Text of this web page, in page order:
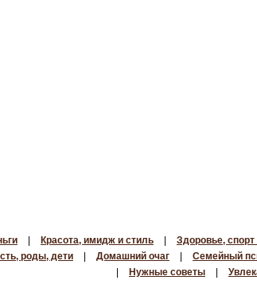
Красота, имидж и стиль Здоровье,
роды, дети Домашний очаг Семейный
Нужные советы